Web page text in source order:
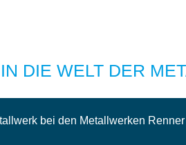
DIE WELT DER
bei den Metallwerken